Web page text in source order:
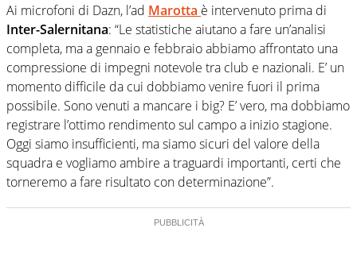
Ai microfoni di Dazn, l’ad Marotta è intervenuto prima di
Inter-Salernitana: “Le statistiche aiutano a fare un’analisi
completa, ma a gennaio e febbraio abbiamo affrontato una
compressione di impegni notevole tra club e nazionali. E’ un
momento difficile da cui dobbiamo venire fuori il prima
possibile. Sono venuti a mancare i big? E’ vero, ma dobbiamo
registrare l’ottimo rendimento sul campo a inizio stagione.
Oggi siamo insufficienti, ma siamo sicuri del valore della
squadra e vogliamo ambire a traguardi importanti, certi che
torneremo a fare risultato con determinazione”.